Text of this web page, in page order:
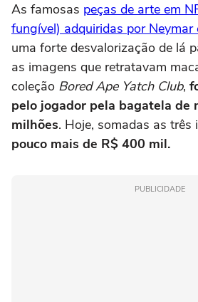
As famosas peças de arte em
fungível) adquiridas por
uma forte desvalorização de lá
as imagens que retratavam
coleção Bored Ape Yatch Club,
pelo jogador pela bagatela de
milhões. Hoje, somadas as três
pouco mais de R$ 400 mil.
PUBLICIDADE